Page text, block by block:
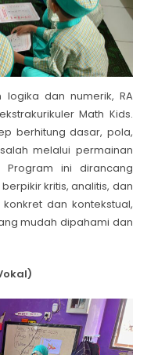
logika dan numerik, RA
Math Kids.
berhitung dasar, pola,
melalui permainan
Program ini dirancang
kritis, analitis, dan
dan kontekstual,
mudah dipahami dan